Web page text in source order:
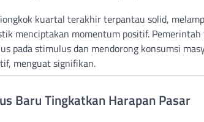
kuartal terakhir terpantau solid,
menciptakan momentum positif.
pada stimulus dan mendorong konsumsi
menguat signifikan.
Baru Tingkatkan Harapan Pasar